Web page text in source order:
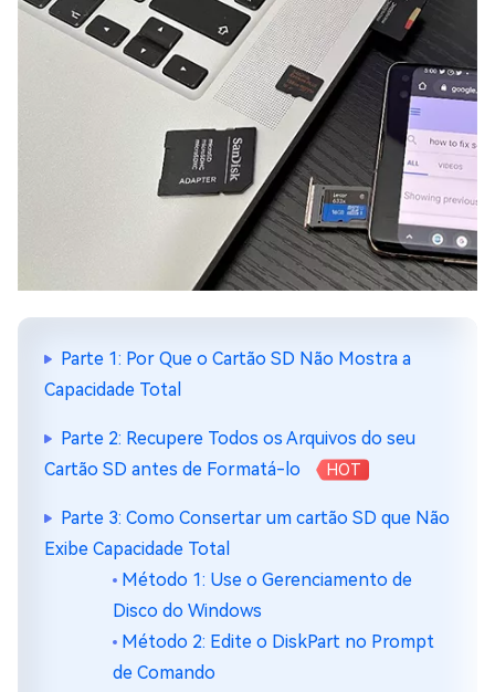
Parte 1: Por Que o Cartão SD Não Mostra a
Capacidade Total
Parte 2: Recupere Todos os Arquivos do seu
Cartão SD antes de Formatá-lo
HOT
Parte 3: Como Consertar um cartão SD que Não
Exibe Capacidade Total
Método 1: Use o Gerenciamento de
Disco do Windows
Método 2: Edite o DiskPart no Prompt
de Comando